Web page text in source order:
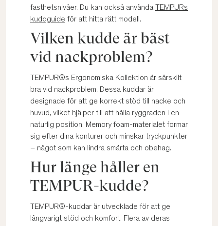
fasthetsnivåer. Du kan också använda TEMPURs
kuddguide för att hitta rätt modell.
Vilken kudde är bäst
vid nackproblem?
TEMPUR®s Ergonomiska Kollektion är särskilt
bra vid nackproblem. Dessa kuddar är
designade för att ge korrekt stöd till nacke och
huvud, vilket hjälper till att hålla ryggraden i en
naturlig position. Memory foam-materialet formar
sig efter dina konturer och minskar tryckpunkter
– något som kan lindra smärta och obehag.
Hur länge håller en
TEMPUR-kudde?
TEMPUR®-kuddar är utvecklade för att ge
långvarigt stöd och komfort. Flera av deras